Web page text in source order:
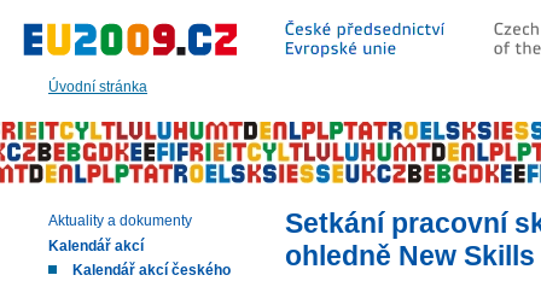
Úvodní stránka
hlavní
|
navigaci
|
vyhledávání
Setkání pracovní
ohledně New
Aktuality a dokumenty
Kalendář akcí
Kalendář akcí českého